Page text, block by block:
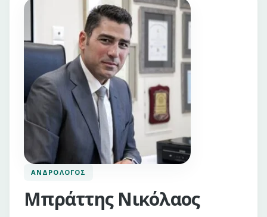
ΑΝΔΡΟΛΌΓΟΣ
Μπράττης Νικόλαος